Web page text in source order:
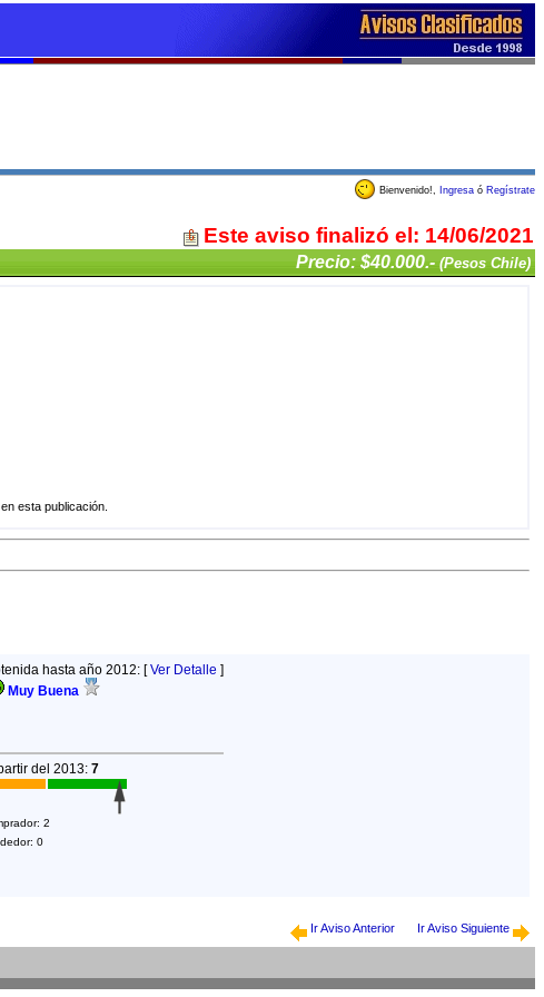
Bienvenido!, Ingresa ó Regístrate
Este aviso finalizó el: 14/06/2021
Precio: $40.000.- (Pesos Chile)
esta publicación.
hasta año 2012: [Ver Detalle ]
Muy Buena
del 2013: 7
2
0
Ir Aviso Anterior Ir Aviso Siguiente